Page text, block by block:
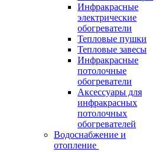
Инфракрасные
электрические
обогреватели
Тепловые пушки
Тепловые завесы
Инфракрасные
потолочные
обогреватели
Аксессуары для
инфракрасных
потолочных
обогревателей
Водоснабжение и
отопление